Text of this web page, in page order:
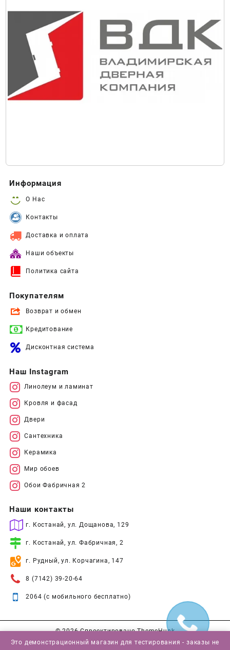
Информация
О Нас
Контакты
Доставка и оплата
Наши объекты
Политика сайта
Покупателям
Возврат и обмен
Кредитование
Дисконтная система
Наш Instagram
Линолеум и ламинат
Кровля и фасад
Двери
Сантехника
Керамика
Мир обоев
Обои Фабричная 2
Наши контакты
г. Костанай, ул. Дощанова, 129
г. Костанай, ул. Фабричная, 2
г. Рудный, ул. Корчагина, 147
8 (7142) 39-20-64
2064 (с мобильного бесплатно)
© 2026Спроектировано ThemeHunk
Это демонстрационный магазин для тестирования - заказы не